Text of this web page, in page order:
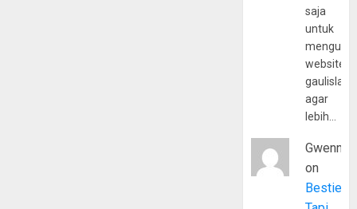
saja
untuk
website
agar
lebih…
Gwenny
on
Bestie